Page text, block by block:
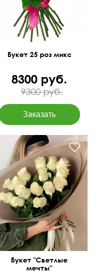
Букет 25 роз микс
8300 руб.
9300 руб.
15 роз Эквадор 50 см
Букет "Светлые
мечты"